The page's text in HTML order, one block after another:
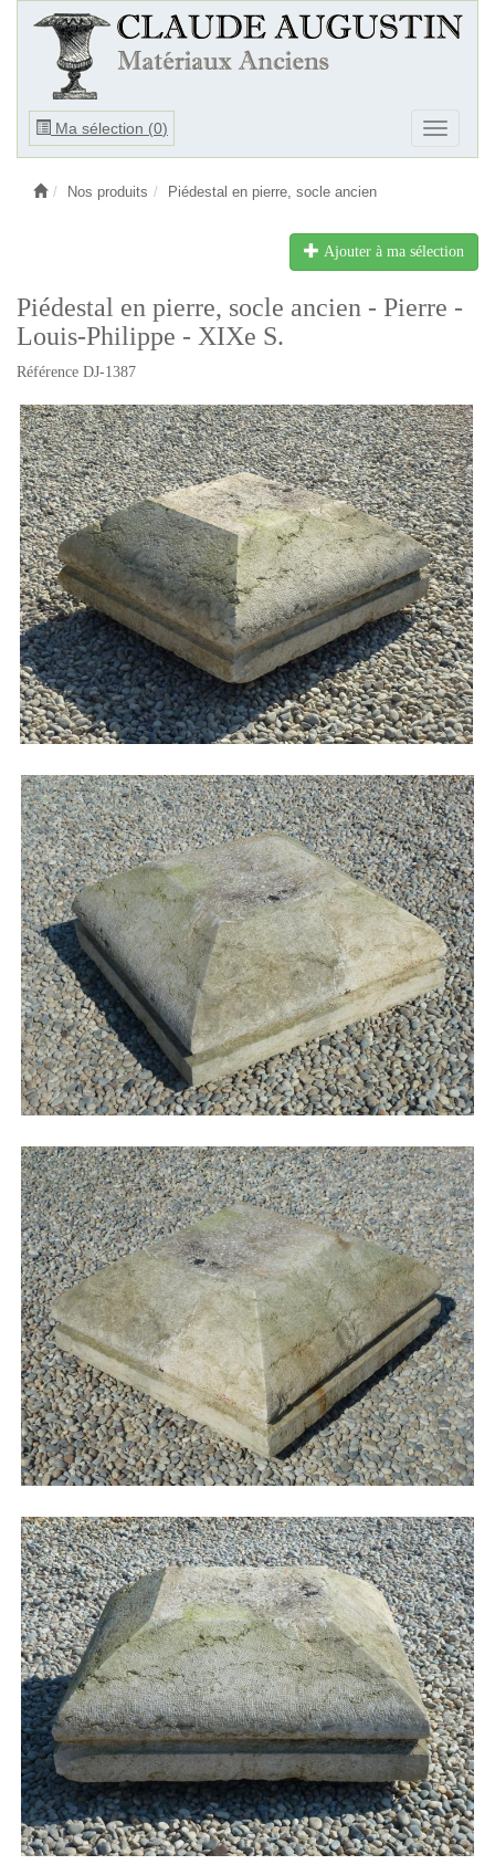
Ma sélection (0)
Ouvrir
Ouvrir
le
Nos produits Piédestal en pierre, socle ancien
Ajouter à ma sélection
Piédestal en pierre, socle ancien - Pierre -
Louis-Philippe - XIXe S.
Référence DJ-1387